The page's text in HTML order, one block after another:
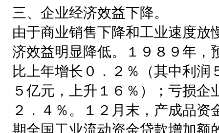
三、企业经济效益下降。
由于商业销售下降和工业速度放
济效益明显降低。１９８９年，
比上年增长０．２％（其中利
５亿元，上升１６％）；亏损
２．４％。１２月末，产成品
期全国工业流动资金贷款增加额